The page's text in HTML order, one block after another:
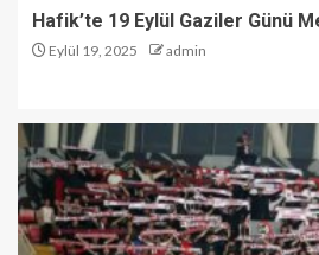
Hafik’te 19 Eylül Gaziler Günü
Eylül 19, 2025 admin